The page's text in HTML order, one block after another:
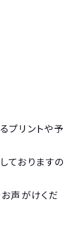
プリントや予
ておりますの
声がけくだ